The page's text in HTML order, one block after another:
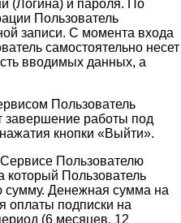
(Логина) и пароля. По
Пользователь
записи. С момента входа
самостоятельно несет
вводимых данных, а
Пользователь
завершение работы под
кнопки «Выйти».
Пользователю
который Пользователь
сумму. Денежная сумма на
оплаты подписки на
(6 месяцев, 12